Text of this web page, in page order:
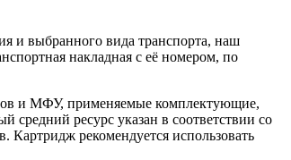
и выбранного вида транспорта, наш
накладная с её номером, по
и МФУ, применяемые комплектующие,
средний ресурс указан в соответствии со
Картридж рекомендуется использовать